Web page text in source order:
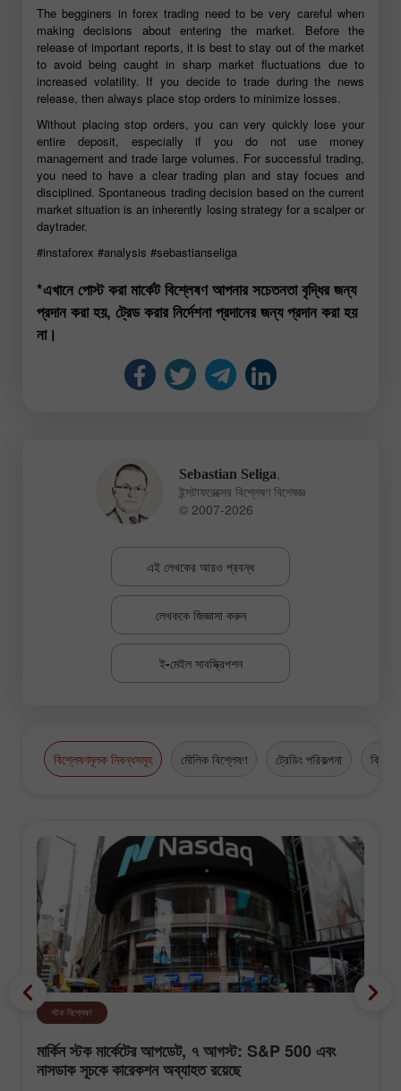
The begginers in forex trading need to be very careful when
making decisions about entering the market. Before the
release of important reports, it is best to stay out of the market
to avoid being caught in sharp market fluctuations due to
increased volatility. If you decide to trade during the news
release, then always place stop orders to minimize losses.
Without placing stop orders, you can very quickly lose your
entire deposit, especially if you do not use money
management and trade large volumes. For successful trading,
you need to have a clear trading plan and stay focues and
disciplined. Spontaneous trading decision based on the current
market situation is an inherently losing strategy for a scalper or
daytrader.
#instaforex #analysis #sebastianseliga
*এখানে পোস্ট করা মার্কেট বিশ্লেষণ আপনার সচেতনতা বৃদ্ধির জন্য
প্রদান করা হয়, ট্রেড করার নির্দেশনা প্রদানের জন্য প্রদান করা হয়
না।
Sebastian Seliga
ইন্সটাফরেক্সের বিশ্লেষণ বিশেষজ্ঞ
© 2007-2026
এই লেখকের আরও প্রবন্ধ
লেখককে জিজ্ঞাসা করুন
ই-মেইল সাবস্ক্রিপশন
বিশ্লেষণমূলক নিবন্ধসমূহ মৌলিক বিশ্লেষণ ট্রেডিং পরিকল্পনা
স্টক বিশ্লেষণ
মার্কিন স্টক মার্কেটের আপডেট, ৭ আগস্ট: S&P 500 এবং
নাসডাক সূচকে কারেকশন অব্যাহত রয়েছে